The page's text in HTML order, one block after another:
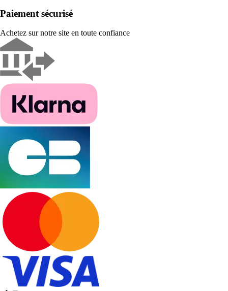
Paiement sécurisé
Achetez sur notre site en toute confiance